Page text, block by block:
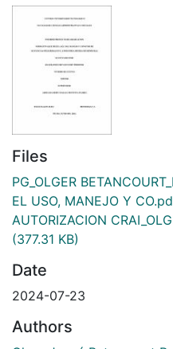
Files
PG_OLGER
EL USO, MANEJO Y
AUTORIZACION
(377.31 KB)
Date
2024-07-23
Authors